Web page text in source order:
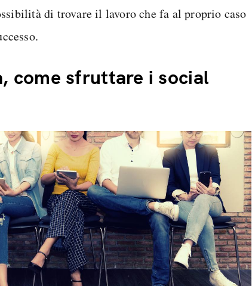
di trovare il lavoro che fa al proprio caso
come sfruttare i social